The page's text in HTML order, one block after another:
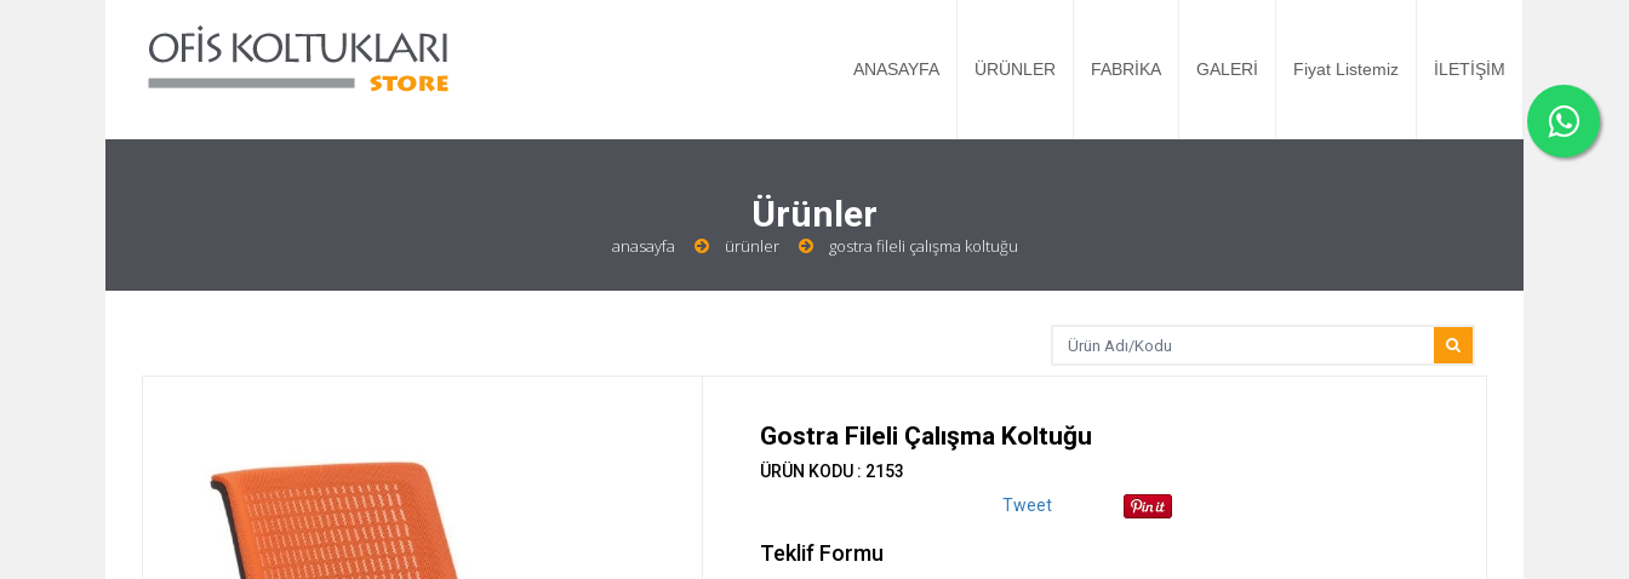
ANASAYFA ÜRÜNLER FABRİKA GALERİ Fiyat Listemiz İLETİŞİM
Ürünler
anasayfa ürünler gostra fileli çalışma koltuğu
Gostra Fileli Çalışma Koltuğu
ÜRÜN KODU : 2153
Tweet
Teklif Formu